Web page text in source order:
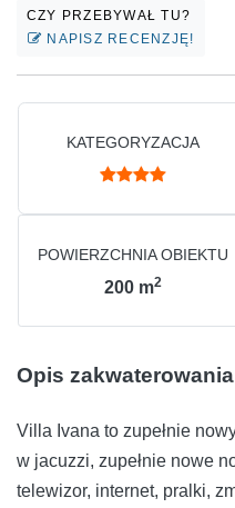
CZY PRZEBYWAŁ TU?
NAPISZ RECENZJĘ!
KATEGORYZACJA
POWIERZCHNIA OBIEKTU
200 m2
Opis zakwaterowania
Villa Ivana to zupełnie
w jacuzzi, zupełnie nowe
telewizor, internet, pralki,